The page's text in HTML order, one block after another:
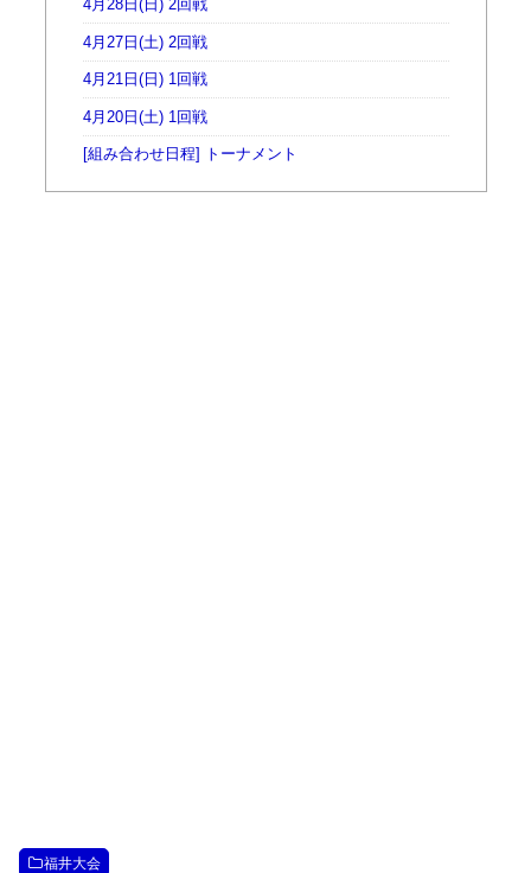
4月28日(日) 2回戦
4月27日(土) 2回戦
4月21日(日) 1回戦
4月20日(土) 1回戦
[組み合わせ日程] トーナメント
福井大会